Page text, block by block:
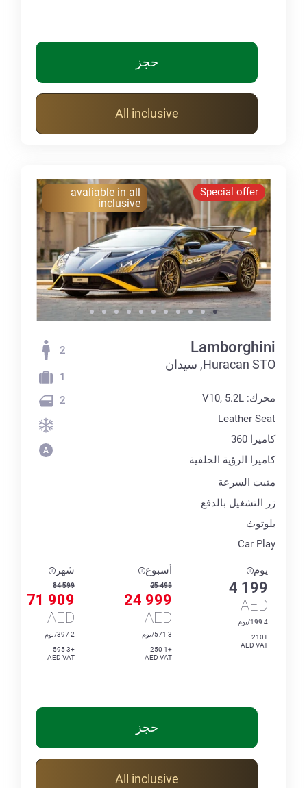
حجز
All inclusive
Special offer
avaliable in all
inclusive
Lamborghini
Huracan STO, سيدان
محرك: V10, 5.2L
Leather Seat
كاميرا 360
كاميرا الرؤية الخلفية
مثبت السرعة
زر التشغيل بالدفع
بلوتوث
Car Play
2
1
2
يوم
4 199
AED
4 199/يوم
+210
AED VAT
أسبوع
25 499
24 999
AED
3 571/يوم
+1 250
AED VAT
شهر
84 599
71 909
AED
2 397/يوم
+3 595
AED VAT
حجز
All inclusive